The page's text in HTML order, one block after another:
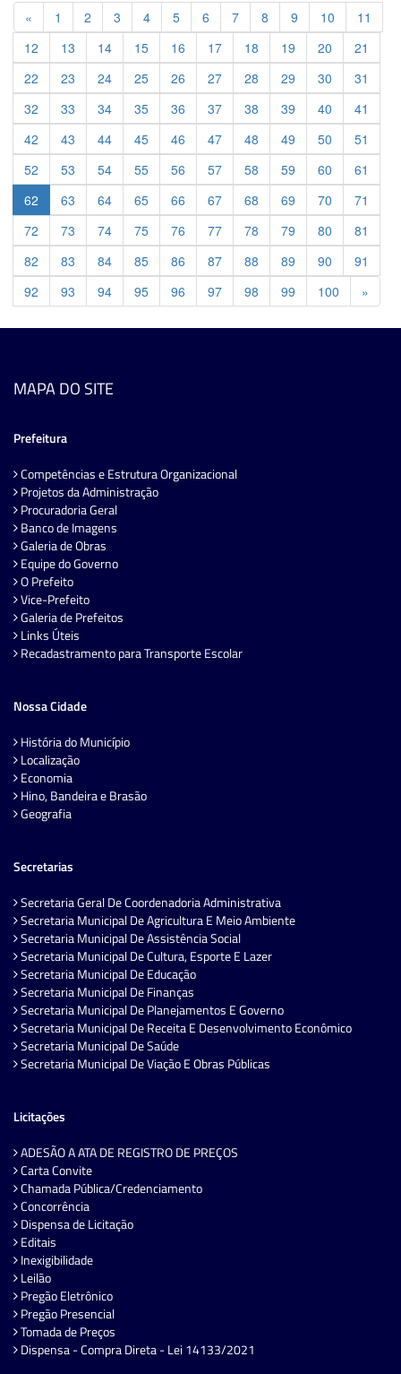
« Previous
1 2 3 4 5 6 7 8 9 10
11
12
13 14 15 16 17 18 19 20
21
22
23 24 25 26 27 28 29 30
31
32
33 34 35 36 37 38 39 40
41
42
43 44 45 46 47 48 49 50
51
52
53 54 55 56 57 58 59 60
61
62
63 64 65 66 67 68 69 70
71
72
73 74 75 76 77 78 79 80
81
82
83 84 85 86 87 88 89 90
91
92
93 94 95 96 97 98 99 100 »
MAPA DO SITE
Prefeitura
Competências e Estrutura Organizacional
Projetos da Administração
Procuradoria Geral
Banco de Imagens
Galeria de Obras
Equipe do Governo
O Prefeito
Vice-Prefeito
Galeria de Prefeitos
Links Úteis
Recadastramento para Transporte Escolar
Nossa Cidade
História do Município
Localização
Economia
Hino, Bandeira e Brasão
Geografia
Secretarias
Secretaria Geral De Coordenadoria Administrativa
Secretaria Municipal De Agricultura E Meio Ambiente
Secretaria Municipal De Assistência Social
Secretaria Municipal De Cultura, Esporte E Lazer
Secretaria Municipal De Educação
Secretaria Municipal De Finanças
Secretaria Municipal De Planejamentos E Governo
Secretaria Municipal De Receita E Desenvolvimento Econômico
Secretaria Municipal De Saúde
Secretaria Municipal De Viação E Obras Públicas
Licitações
ADESÃO A ATA DE REGISTRO DE PREÇOS
Carta Convite
Chamada Pública/Credenciamento
Concorrência
Dispensa de Licitação
Editais
Inexigibilidade
Leilão
Pregão Eletrônico
Pregão Presencial
Tomada de Preços
Dispensa - Compra Direta - Lei 14133/2021